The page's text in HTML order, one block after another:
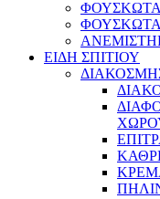
ΦΟΥΣΚΩΤΑ
ΕΙΔΗ ΣΠΙΤΙΟΥ